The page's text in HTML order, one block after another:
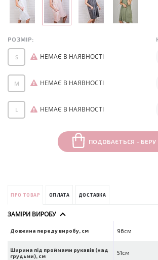
РОЗМІР:
S НЕМАЄ В НАЯВНОСТІ
M НЕМАЄ В НАЯВНОСТІ
L НЕМАЄ В НАЯВНОСТІ
ПОДОБАЄТЬСЯ - БЕРУ
ПРО ТОВАР ОПЛАТА ДОСТАВКА
ЗАМІРИ ВИРОБУ
Довжина переду виробу, см 96см
Ширина під проймами рукавів (над
грудьми), см
51см